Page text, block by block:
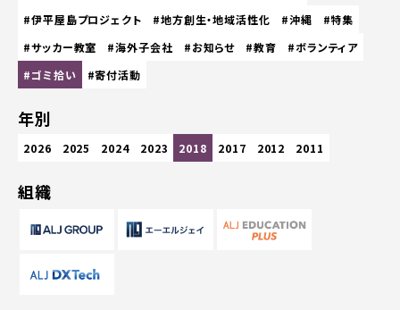
#伊平屋島プロジェクト
#地方創生・地域活性化 #沖縄
#特集
#サッカー教室
#海外子会社 #お知らせ #教育
#ボランティア
#ゴミ拾い
#寄付活動
年別
2026 2025 2024 2023 2018 2017 2012 2011
組織